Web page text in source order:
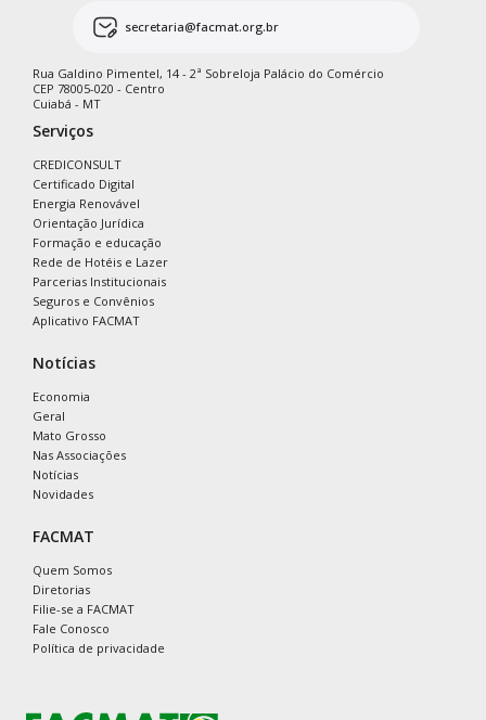
secretaria@facmat.org.br
Rua Galdino Pimentel, 14 - 2ª Sobreloja Palácio do Comércio
CEP 78005-020 - Centro
Cuiabá - MT
Serviços
CREDICONSULT
Certificado Digital
Energia Renovável
Orientação Jurídica
Formação e educação
Rede de Hotéis e Lazer
Parcerias Institucionais
Seguros e Convênios
Aplicativo FACMAT
Notícias
Economia
Geral
Mato Grosso
Nas Associações
Notícias
Novidades
FACMAT
Quem Somos
Diretorias
Filie-se a FACMAT
Fale Conosco
Política de privacidade